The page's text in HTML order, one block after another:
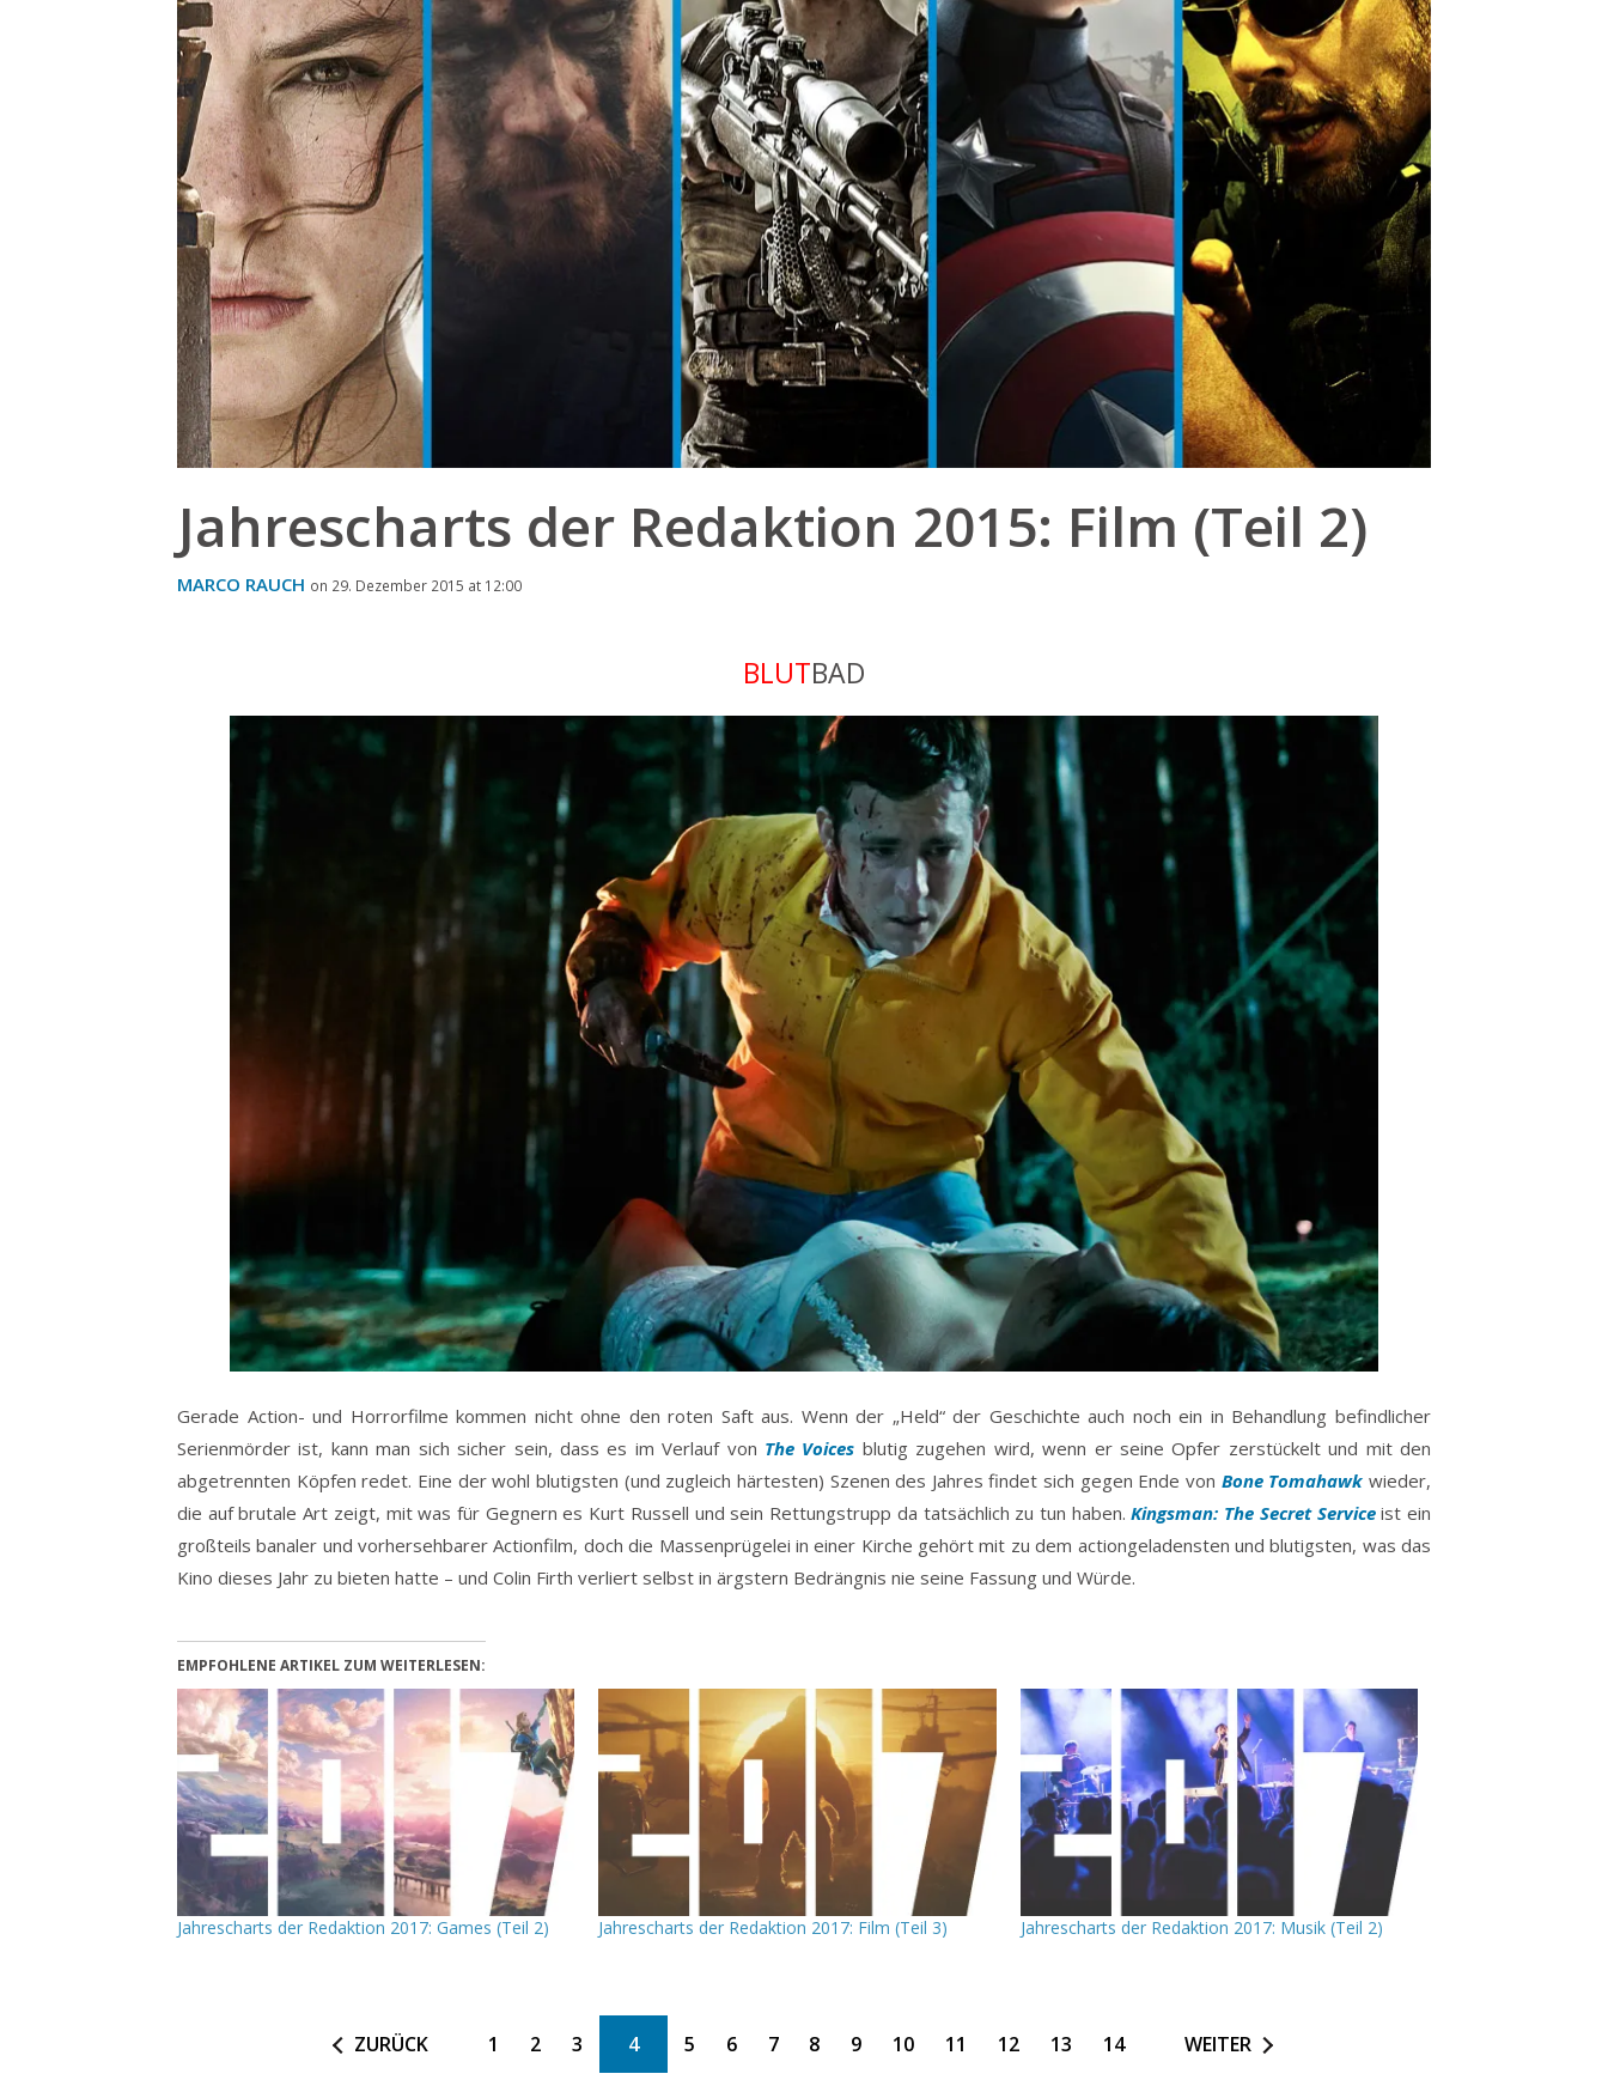
Jahrescharts der Redaktion 2015: Film (Teil 2)
MARCO RAUCH on 29. Dezember 2015 at 12:00
BLUTBAD
Gerade Action- und Horrorfilme kommen nicht ohne den roten Saft aus. Wenn der „Held“ der Geschichte auch noch ein in Behandlung befindlicher
Serienmörder ist, kann man sich sicher sein, dass es im Verlauf von The Voices blutig zugehen wird, wenn er seine Opfer zerstückelt und mit den
abgetrennten Köpfen redet. Eine der wohl blutigsten (und zugleich härtesten) Szenen des Jahres findet sich gegen Ende von Bone Tomahawk wieder,
die auf brutale Art zeigt, mit was für Gegnern es Kurt Russell und sein Rettungstrupp da tatsächlich zu tun haben.Kingsman: The Secret Serviceist ein
großteils banaler und vorhersehbarer Actionfilm, doch die Massenprügelei in einer Kirche gehört mit zu dem actiongeladensten und blutigsten, was das
Kino dieses Jahr zu bieten hatte – und Colin Firth verliert selbst in ärgstern Bedrängnis nie seine Fassung und Würde.
EMPFOHLENE ARTIKEL ZUM WEITERLESEN:
Jahrescharts der Redaktion 2017: Games (Teil 2) Jahrescharts der Redaktion 2017: Film (Teil 3) Jahrescharts der Redaktion 2017: Musik (Teil 2)
ZURÜCK 1 2 3 4 5 6 7 8 9 10 11 12 13 14 WEITER